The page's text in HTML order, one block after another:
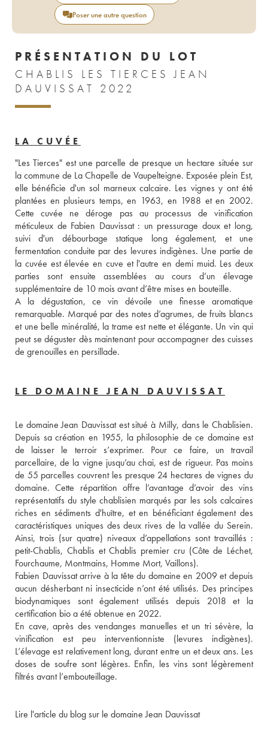
Poser une autre question
PRÉSENTATION DU LOT
CHABLIS LES TIERCES JEAN
DAUVISSAT 2022
LA CUVÉE
"Les Tierces" est une parcelle de presque un hectare située sur
la commune de La Chapelle de Vaupelteigne. Exposée plein Est,
elle bénéficie d'un sol marneux calcaire. Les vignes y ont été
plantées en plusieurs temps, en 1963, en 1988 et en 2002.
Cette cuvée ne déroge pas au processus de vinification
méticuleux de Fabien Dauvissat : un pressurage doux et long,
suivi d'un débourbage statique long également, et une
fermentation conduite par des levures indigènes. Une partie de
la cuvée est élevée en cuve et l'autre en demi muid. Les deux
parties sont ensuite assemblées au cours d’un élevage
supplémentaire de 10 mois avant d’être mises en bouteille.
A la dégustation, ce vin dévoile une finesse aromatique
remarquable. Marqué par des notes d’agrumes, de fruits blancs
et une belle minéralité, la trame est nette et élégante. Un vin qui
peut se déguster dès maintenant pour accompagner des cuisses
de grenouilles en persillade.
LE DOMAINE JEAN DAUVISSAT
Le domaine Jean Dauvissat est situé à Milly, dans le Chablisien.
Depuis sa création en 1955, la philosophie de ce domaine est
de laisser le terroir s’exprimer. Pour ce faire, un travail
parcellaire, de la vigne jusqu’au chai, est de rigueur. Pas moins
de 55 parcelles couvrent les presque 24 hectares de vignes du
domaine. Cette répartition offre l’avantage d’avoir des vins
représentatifs du style chablisien marqués par les sols calcaires
riches en sédiments d'huître, et en bénéficiant également des
caractéristiques uniques des deux rives de la vallée du Serein.
Ainsi, trois (sur quatre) niveaux d’appellations sont travaillés :
petit-Chablis, Chablis et Chablis premier cru (Côte de Léchet,
Fourchaume, Montmains, Homme Mort, Vaillons).
Fabien Dauvissat arrive à la tête du domaine en 2009 et depuis
aucun désherbant ni insecticide n’ont été utilisés. Des principes
biodynamiques sont également utilisés depuis 2018 et la
certification bio a été obtenue en 2022.
En cave, après des vendanges manuelles et un tri sévère, la
vinification est peu interventionniste (levures indigènes).
L’élevage est relativement long, durant entre un et deux ans. Les
doses de soufre sont légères. Enfin, les vins sont légèrement
filtrés avant l’embouteillage.
Lire l'article du blog sur le domaine Jean Dauvissat